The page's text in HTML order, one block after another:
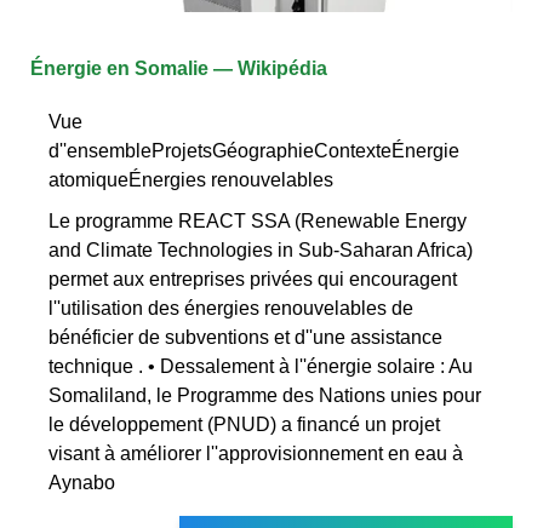
Énergie en Somalie — Wikipédia
Vue
d''ensembleProjetsGéographieContexteÉnergie
atomiqueÉnergies renouvelables
Le programme REACT SSA (Renewable Energy
and Climate Technologies in Sub-Saharan Africa)
permet aux entreprises privées qui encouragent
l''utilisation des énergies renouvelables de
bénéficier de subventions et d''une assistance
technique . • Dessalement à l''énergie solaire : Au
Somaliland, le Programme des Nations unies pour
le développement (PNUD) a financé un projet
visant à améliorer l''approvisionnement en eau à
Aynabo